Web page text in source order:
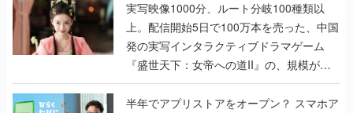
んだレジェンド2人に訊く開発秘話
実写映像1000分、ルート分岐100種類以
上。配信開始5日で100万本を売った、中国
発の実写インタラクティブドラマゲーム
『盛世天下：女帝への道II』の、規模が違
うこだわりをプロデューサーに聞いた
半年でアプリストアをオープン？ スマホア